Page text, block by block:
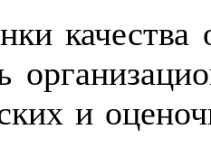
качества
и